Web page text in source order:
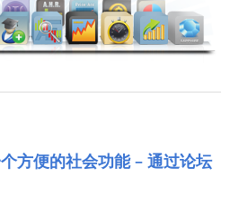
方便的社会功能 – 通过论坛